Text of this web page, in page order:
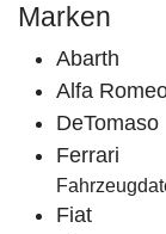
Marken
Abarth
Alfa
DeTomaso
Ferrari
Fiat